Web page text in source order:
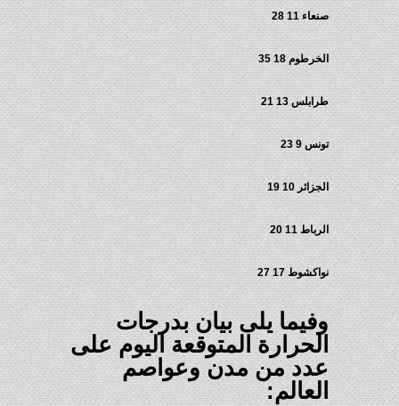
صنعاء 11 28
الخرطوم 18 35
طرابلس 13 21
تونس 9 23
الجزائر 10 19
الرباط 11 20
نواكشوط 17 27
وفيما يلى بيان بدرجات
الحرارة المتوقعة اليوم على
عدد من مدن وعواصم
العالم: